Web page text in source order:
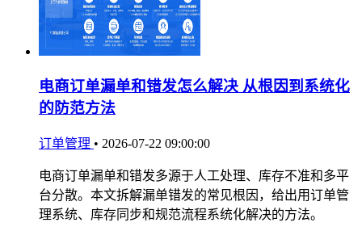
电商订单漏单和错发怎么解决 从根因到系统化
的防范方法
订单管理 • 2026-07-22 09:00:00
电商订单漏单和错发多源于人工处理、库存不准和多平
台分散。本文拆解漏单错发的常见根因，给出用订单管
理系统、库存同步和规范流程系统化解决的方法。